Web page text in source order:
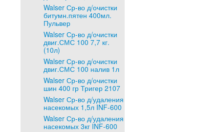
Walser Ср-во д/очистки
битумн.пятен 400мл.
Пульвер
Walser Ср-во д/очистки
двиг.СМС 100 7,7 кг.
(10л)
Walser Ср-во д/очистки
двиг.СМС 100 налив 1л
Walser Ср-во д/очистки
шин 400 гр Тригер 2107
Walser Ср-во д/удаления
насекомых 1,5л INF-600
Walser Ср-во д/удаления
насекомых 3кг INF-600